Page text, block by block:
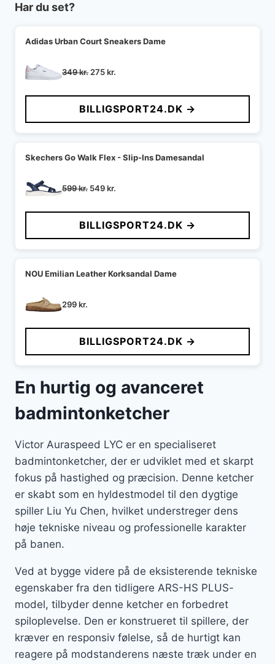
Har du set?
Adidas Urban Court Sneakers Dame
349kr. Den
pris
var:
349 kr..
275kr.
pris
er:
275 kr..
BILLIGSPORT24.DK →
Skechers Go Walk Flex - Slip-Ins Damesandal
599kr. Den
pris
var:
599 kr..
549kr.
pris
er:
549 kr..
BILLIGSPORT24.DK →
NOU Emilian Leather Korksandal Dame
299kr.
BILLIGSPORT24.DK →
En hurtig og avanceret
badmintonketcher
Victor Auraspeed LYC er en specialiseret
badmintonketcher, der er udviklet med et skarpt
fokus på hastighed og præcision. Denne ketcher
er skabt som en hyldestmodel til den dygtige
spiller Liu Yu Chen, hvilket understreger dens
høje tekniske niveau og professionelle karakter
på banen.
Ved at bygge videre på de eksisterende tekniske
egenskaber fra den tidligere ARS-HS PLUS-
model, tilbyder denne ketcher en forbedret
spiloplevelse. Den er konstrueret til spillere, der
kræver en responsiv følelse, så de hurtigt kan
reagere på modstanderens næste træk under en